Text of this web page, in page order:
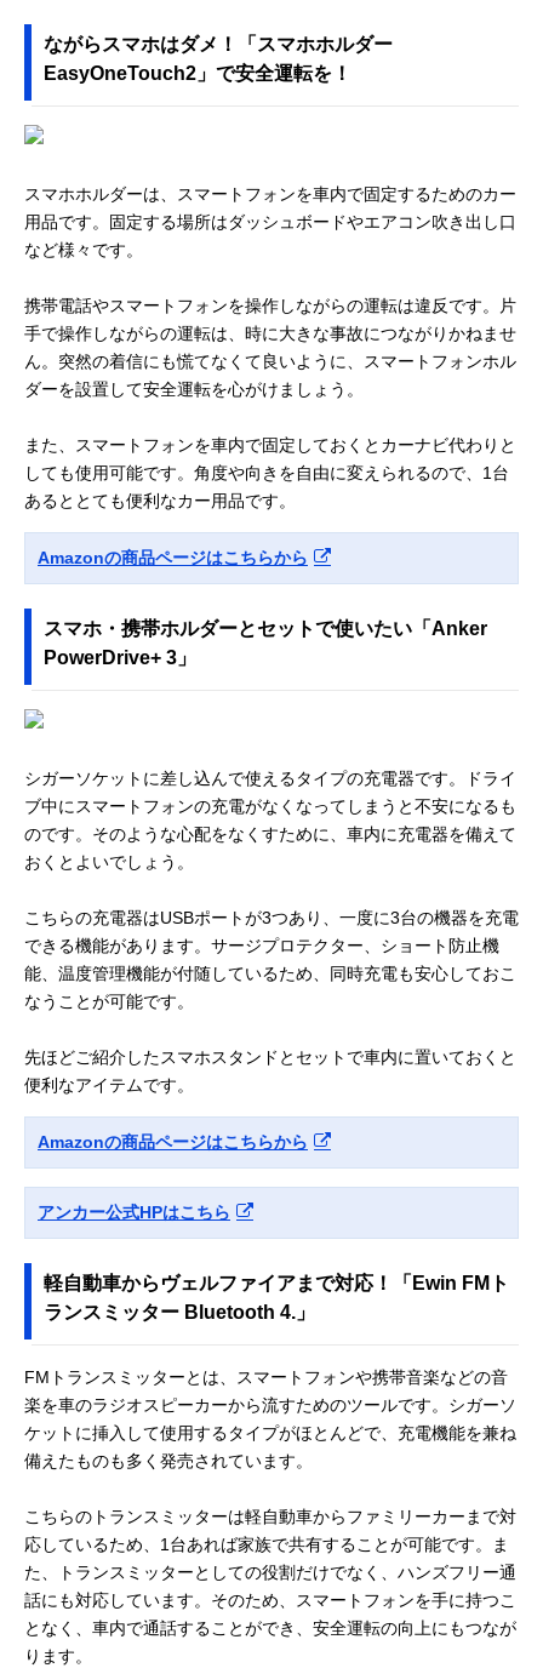
ながらスマホはダメ！「スマホホルダー
EasyOneTouch2」で安全運転を！
スマホホルダーは、スマートフォンを車内で固定するためのカー
用品です。固定する場所はダッシュボードやエアコン吹き出し口
など様々です。
携帯電話やスマートフォンを操作しながらの運転は違反です。片
手で操作しながらの運転は、時に大きな事故につながりかねませ
ん。突然の着信にも慌てなくて良いように、スマートフォンホル
ダーを設置して安全運転を心がけましょう。
また、スマートフォンを車内で固定しておくとカーナビ代わりと
しても使用可能です。角度や向きを自由に変えられるので、1台
あるととても便利なカー用品です。
Amazonの商品ページはこちらから
スマホ・携帯ホルダーとセットで使いたい「Anker
PowerDrive+ 3」
シガーソケットに差し込んで使えるタイプの充電器です。ドライ
ブ中にスマートフォンの充電がなくなってしまうと不安になるも
のです。そのような心配をなくすために、車内に充電器を備えて
おくとよいでしょう。
こちらの充電器はUSBポートが3つあり、一度に3台の機器を充電
できる機能があります。サージプロテクター、ショート防止機
能、温度管理機能が付随しているため、同時充電も安心しておこ
なうことが可能です。
先ほどご紹介したスマホスタンドとセットで車内に置いておくと
便利なアイテムです。
Amazonの商品ページはこちらから
アンカー公式HPはこちら
軽自動車からヴェルファイアまで対応！「Ewin FMト
ランスミッター Bluetooth 4.」
FMトランスミッターとは、スマートフォンや携帯音楽などの音
楽を車のラジオスピーカーから流すためのツールです。シガーソ
ケットに挿入して使用するタイプがほとんどで、充電機能を兼ね
備えたものも多く発売されています。
こちらのトランスミッターは軽自動車からファミリーカーまで対
応しているため、1台あれば家族で共有することが可能です。ま
た、トランスミッターとしての役割だけでなく、ハンズフリー通
話にも対応しています。そのため、スマートフォンを手に持つこ
となく、車内で通話することができ、安全運転の向上にもつなが
ります。